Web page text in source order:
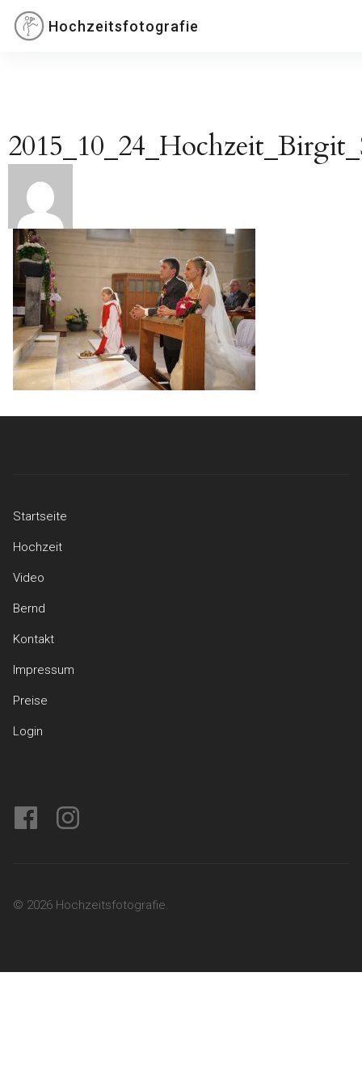
Inhalte
überspringenHochzeitsfotografie
Beitragsnavigation
Startseite
Hochzeit
Video
Bernd
Kontakt
Impressum
Preise
Login
facebookinstagram
© 2026 Hochzeitsfotografie.